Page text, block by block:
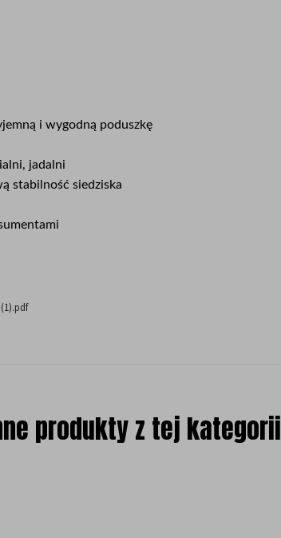
produkty z tej kategorii
i wygodną poduszkę
jadalni
stabilność siedziska
(1).pdf